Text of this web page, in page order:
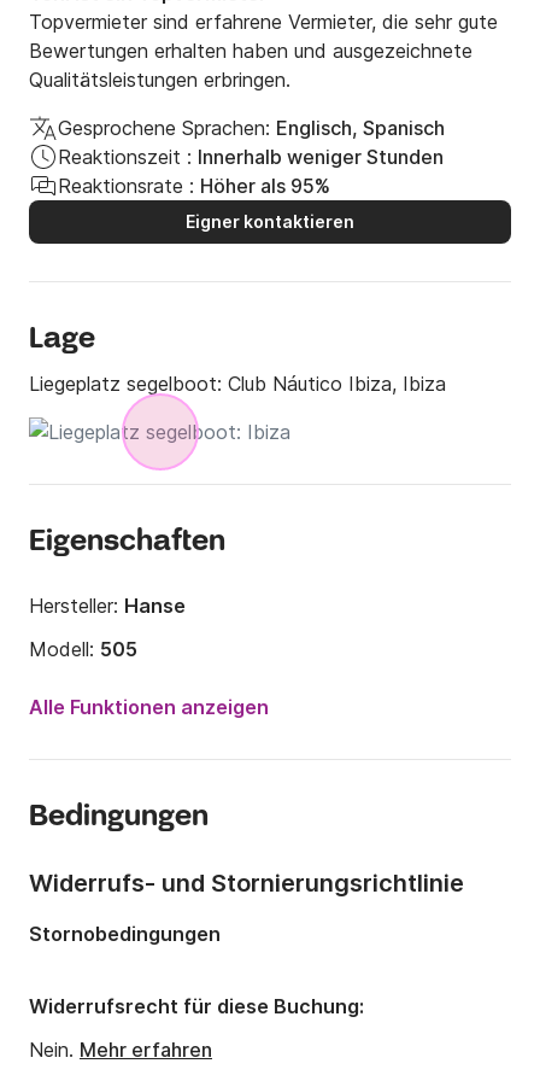
Topvermieter sind erfahrene Vermieter, die sehr gute
Bewertungen erhalten haben und ausgezeichnete
Qualitätsleistungen erbringen.
Gesprochene Sprachen: Englisch, Spanisch
Reaktionszeit : Innerhalb weniger Stunden
Reaktionsrate : Höher als 95%
Eigner kontaktieren
Lage
Liegeplatz segelboot: Club Náutico Ibiza, Ibiza
Eigenschaften
Hersteller: Hanse
Modell: 505
2017
Anzahl Schlafplätze:
Tiefgang:2.38m
Motorleistung:75PS
Alle Funktionen anzeigen
Bedingungen
Widerrufs- und Stornierungsrichtlinie
Stornobedingungen
Widerrufsrecht für diese Buchung:
Nein. Mehr erfahren